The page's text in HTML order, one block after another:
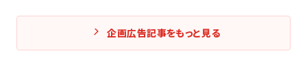
企画広告記事をもっと見る